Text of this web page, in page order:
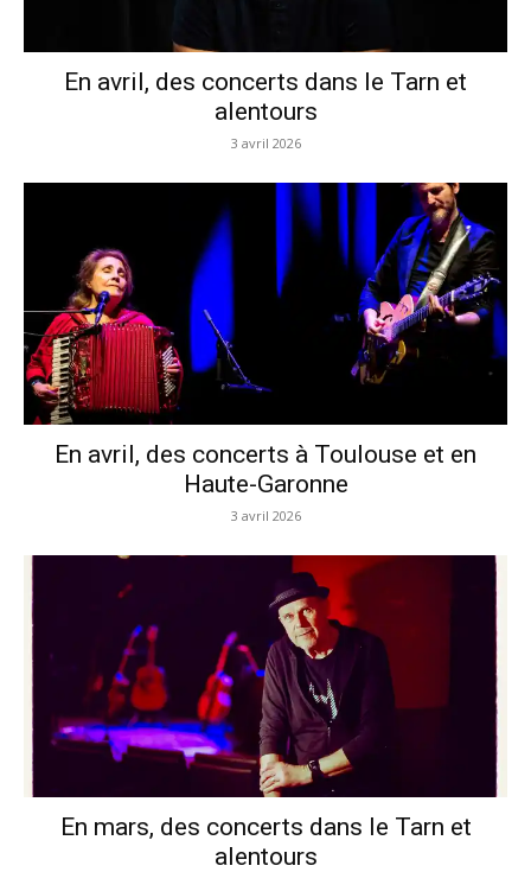
En avril, des concerts dans le Tarn et
alentours
3 avril 2026
En avril, des concerts à Toulouse et en
Haute-Garonne
3 avril 2026
En mars, des concerts dans le Tarn et
alentours